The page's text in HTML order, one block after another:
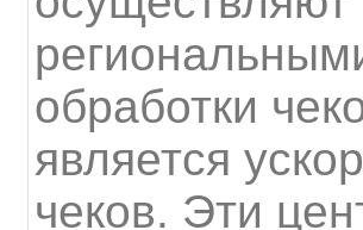
обработки
является
чеков. Эти